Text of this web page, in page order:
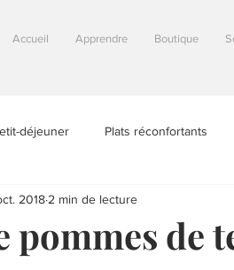
Accueil Apprendre Boutique
déjeuner Plats réconfortants
Astuces
pommes de
2018 2 min de lecture